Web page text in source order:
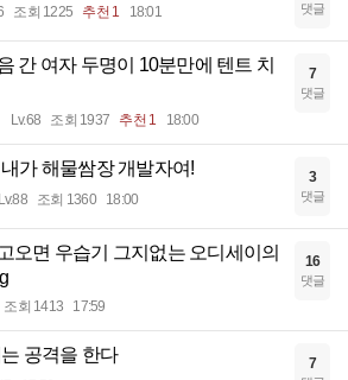
조회 1225 추천 1 18:01 댓글
간 여자 두명이 10분만에 텐트 치
Lv.68 조회 1937 추천 1 18:00
7
댓글
가 해물쌈장 개발자여!
Lv.88 조회 1360 18:00
3
댓글
오면 우습기 그지없는 오디세이의
조회 1413 17:59
16
댓글
공격을 한다 7